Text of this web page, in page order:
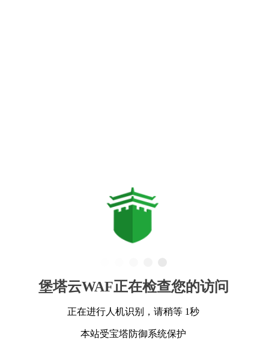
堡塔云WAF正在检查您的访问
正在进行人机识别，请稍等 1秒
本站受宝塔防御系统保护